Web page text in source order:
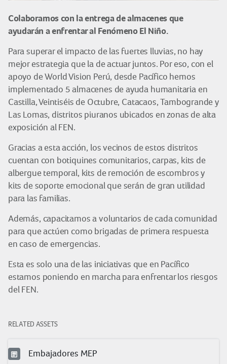
Colaboramos con la entrega de almacenes que
ayudarán a enfrentar al Fenómeno El Niño.
Para superar el impacto de las fuertes lluvias, no hay
mejor estrategia que la de actuar juntos. Por eso, con el
apoyo de World Vision Perú, desde Pacífico hemos
implementado 5 almacenes de ayuda humanitaria en
Castilla, Veintiséis de Octubre, Catacaos, Tambogrande y
Las Lomas, distritos piuranos ubicados en zonas de alta
exposición al FEN.
Gracias a esta acción, los vecinos de estos distritos
cuentan con botiquines comunitarios, carpas, kits de
albergue temporal, kits de remoción de escombros y
kits de soporte emocional que serán de gran utilidad
para las familias.
Además, capacitamos a voluntarios de cada comunidad
para que actúen como brigadas de primera respuesta
en caso de emergencias.
Esta es solo una de las iniciativas que en Pacífico
estamos poniendo en marcha para enfrentar los riesgos
del FEN.
RELATED ASSETS
Embajadores MEP